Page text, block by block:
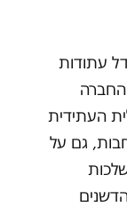
עתודות
החברה
העתידית
גם על